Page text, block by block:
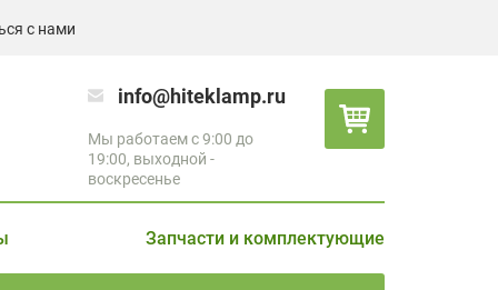
с нами
info@hiteklamp.ru
Мы работаем с 9:00 до
19:00, выходной -
воскресенье
Запчасти и комплектующие